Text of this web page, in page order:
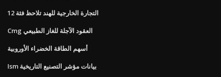
التجارة الخارجية للهند تلاحظ فئة 12
Cmg العقود الآجلة للغاز الطبيعي
أسهم الطاقة الخضراء الأوروبية
Ism بيانات مؤشر التصنيع التاريخية